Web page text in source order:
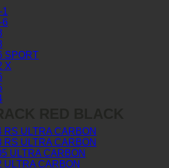
1
6
SPORT
X
RS ULTRA CARBON
RS ULTRA CARBON
ULTRA CARBON
ULTRA CARBON
RED BLACK